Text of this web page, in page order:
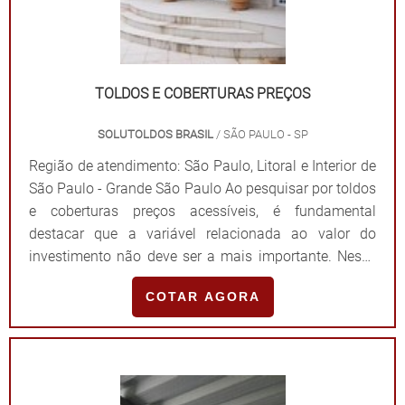
quinze anos de experiência, sempre trabalhando de
forma personalizada com a fabricação, instalação e
assistência técnica com a mais alta tecnologia e
TOLDOS E COBERTURAS PREÇOS
SOLUTOLDOS BRASIL/ SÃO PAULO - SP
Região de atendimento: São Paulo, Litoral e Interior de
São Paulo - Grande São Paulo Ao pesquisar por toldos
e coberturas preços acessíveis, é fundamental
destacar que a variável relacionada ao valor do
investimento não deve ser a mais importante. Nesse
sentido, é fundamental destacar que fornecedores
experientes devem ser contratados para desenvolver o
projeto e garantir uma excelente relação custo-
necessidades de todos os clientes, a Solutoldos é
COTAR AGORA